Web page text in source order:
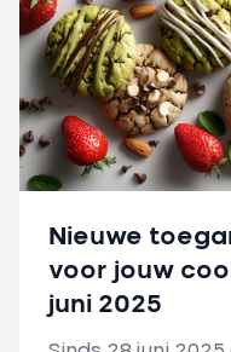
Nieuwe
voor jouw
juni 2025